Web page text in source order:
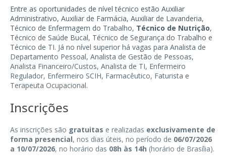
Entre as oportunidades de nível técnico estão Auxiliar
Administrativo, Auxiliar de Farmácia, Auxiliar de Lavanderia,
Técnico de Enfermagem do Trabalho, Técnico de Nutrição,
Técnico de Saúde Bucal, Técnico de Segurança do Trabalho e
Técnico de TI. Já no nível superior há vagas para Analista de
Departamento Pessoal, Analista de Gestão de Pessoas,
Analista Financeiro/Custos, Analista de TI, Enfermeiro
Regulador, Enfermeiro SCIH, Farmacêutico, Faturista e
Terapeuta Ocupacional.
Inscrições
As inscrições são gratuitas e realizadas exclusivamente de
forma presencial, nos dias úteis, no período de 06/07/2026
a 10/07/2026, no horário das 08h às 14h (horário de Brasília).